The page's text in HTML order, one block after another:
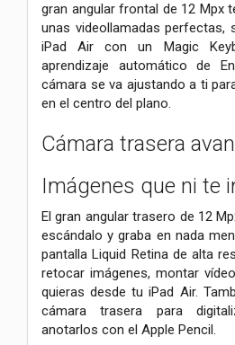
gran angular frontal de 12 Mpx
unas videollamadas
iPad Air con un Magic
aprendizaje automático de
cámara se va ajustando a ti
en el centro del plano.
Cámara trasera
Imágenes que ni te
El gran angular trasero de 12
escándalo y graba en nada
pantalla Liquid Retina de alta
retocar imágenes, montar
quieras desde tu iPad Air.
cámara trasera para
anotarlos con el Apple Pencil.